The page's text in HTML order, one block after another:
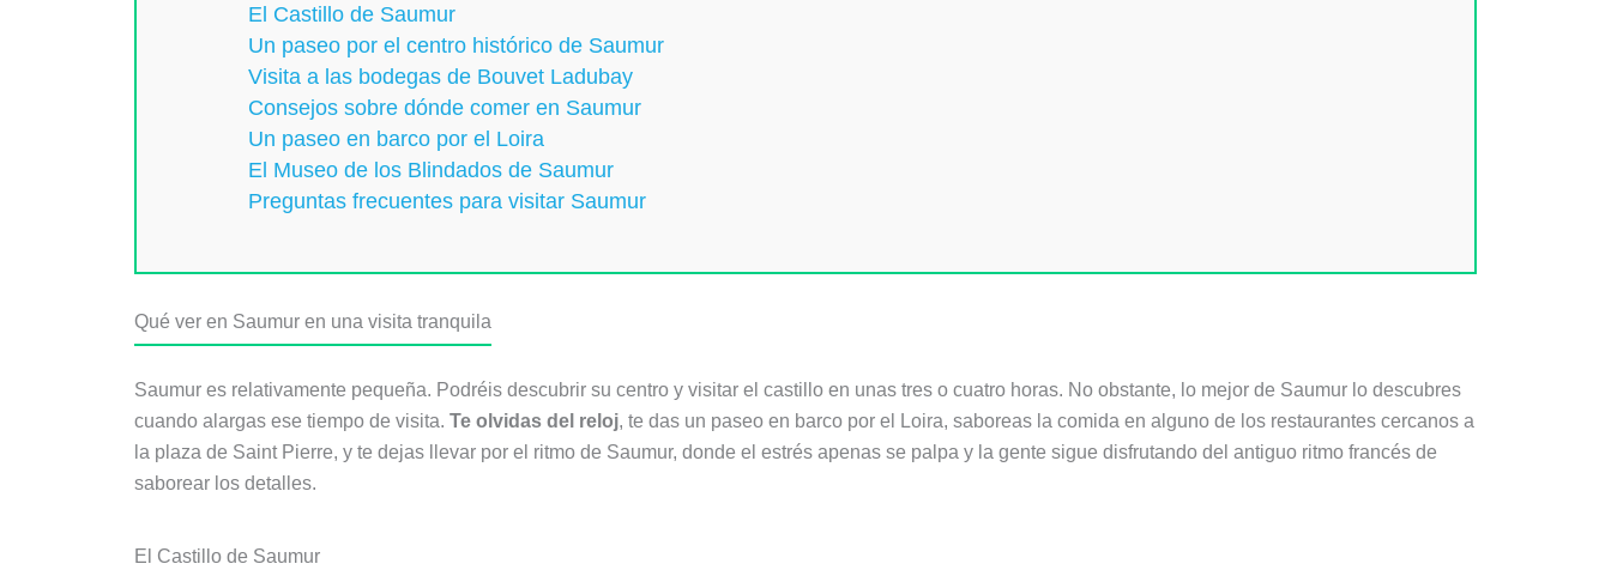
El Castillo de Saumur
Un paseo por el centro histórico de Saumur
Visita a las bodegas de Bouvet Ladubay
Consejos sobre dónde comer en Saumur
Un paseo en barco por el Loira
El Museo de los Blindados de Saumur
Preguntas frecuentes para visitar Saumur
Qué ver en Saumur en una visita tranquila
Saumur es relativamente pequeña. Podréis descubrir su centro y visitar el castillo en unas tres o cuatro horas. No obstante, lo mejor de Saumur lo descubres
cuando alargas ese tiempo de visita. Te olvidas del reloj, te das un paseo en barco por el Loira, saboreas la comida en alguno de los restaurantes cercanos a
la plaza de Saint Pierre, y te dejas llevar por el ritmo de Saumur, donde el estrés apenas se palpa y la gente sigue disfrutando del antiguo ritmo francés de
saborear los detalles.
El Castillo de Saumur